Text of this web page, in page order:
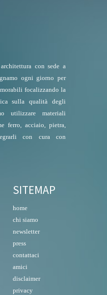
con sede a
ogni giorno per
focalizzando la
sulla qualità degli
utilizzare materiali
ferro, acciaio, pietra,
con cura con
SITEMAP
home
chi siamo
newsletter
press
contattaci
amici
disclaimer
privacy